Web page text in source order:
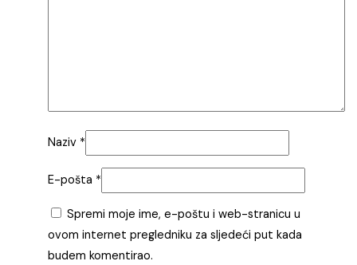
Naziv *
E-pošta *
Spremi moje ime, e-poštu i web-stranicu u
ovom internet pregledniku za sljedeći put kada
budem komentirao.